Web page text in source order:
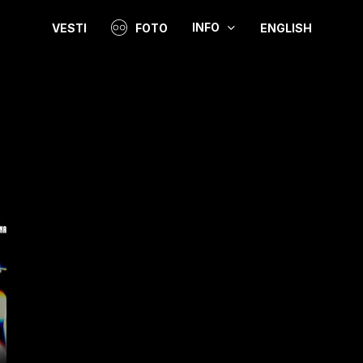
VESTI FOTO INFO ENGLISH